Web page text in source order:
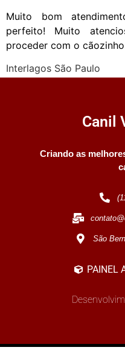
Muito bom
perfeito! Muito
proceder com o
Interlagos São Paulo
Canil
Criando as
São
PAINEL